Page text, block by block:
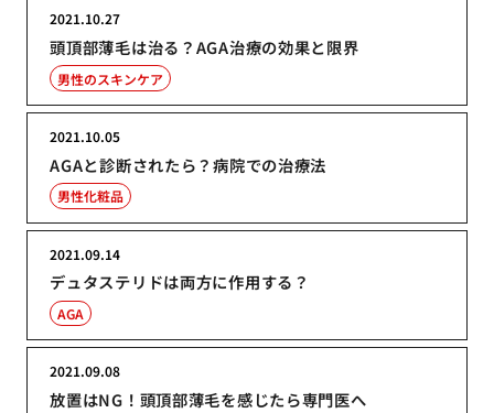
頭頂部薄毛は治る？AGA治療の効果と限界
2021.10.27
男性のスキンケア
AGAと診断されたら？病院での治療法
2021.10.05
男性化粧品
デュタステリドは両方に作用する？
2021.09.14
AGA
放置はNG！頭頂部薄毛を感じたら専門医へ
2021.09.08